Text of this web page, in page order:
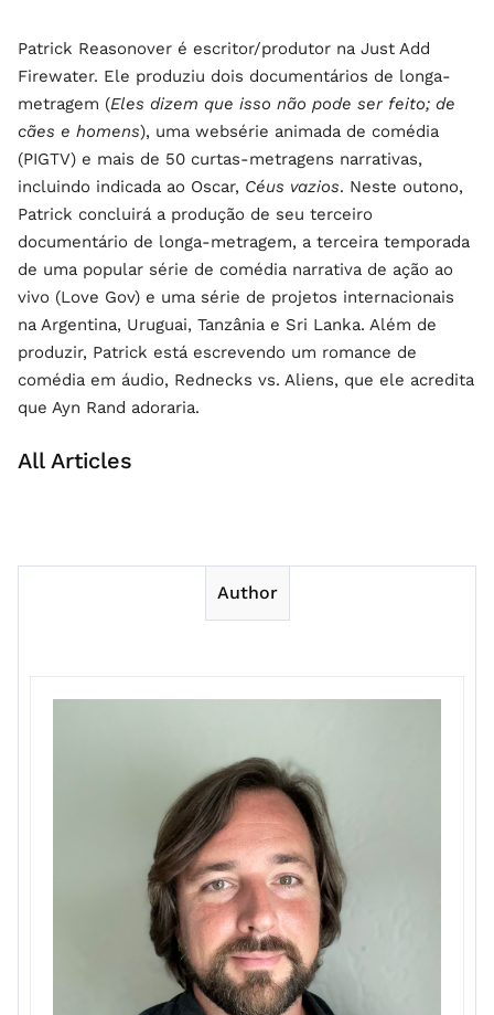
Patrick Reasonover é escritor/produtor na Just Add
Firewater. Ele produziu dois documentários de longa-
metragem (Eles dizem que isso não pode ser feito; de
cães e homens), uma websérie animada de comédia
(PIGTV) e mais de 50 curtas-metragens narrativas,
incluindo indicada ao Oscar, Céus vazios. Neste outono,
Patrick concluirá a produção de seu terceiro
documentário de longa-metragem, a terceira temporada
de uma popular série de comédia narrativa de ação ao
vivo (Love Gov) e uma série de projetos internacionais
na Argentina, Uruguai, Tanzânia e Sri Lanka. Além de
produzir, Patrick está escrevendo um romance de
comédia em áudio, Rednecks vs. Aliens, que ele acredita
que Ayn Rand adoraria.
All Articles
Author